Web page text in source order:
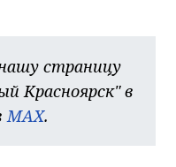
страницу
Красноярск" в
MAX.